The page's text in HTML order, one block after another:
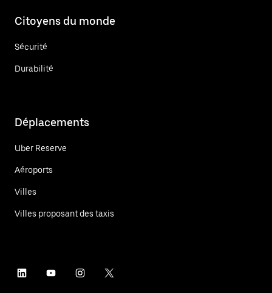
Citoyens du monde
Sécurité
Durabilité
Déplacements
Uber Reserve
Aéroports
Villes
Villes proposant des taxis